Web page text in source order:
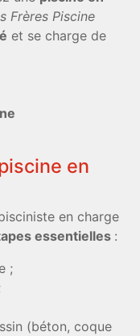
Frères Piscine
et se charge de
en
en charge
essentielles :
;
(béton, coque